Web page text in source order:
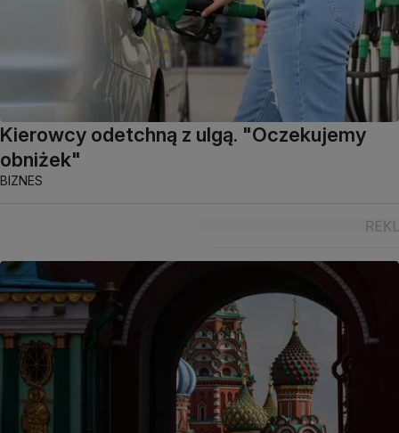
Kierowcy odetchną z ulgą. "Oczekujemy
obniżek"
BIZNES